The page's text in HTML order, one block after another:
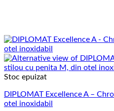
Stoc epuizat
DIPLOMAT Excellence A –
otel inoxidabil